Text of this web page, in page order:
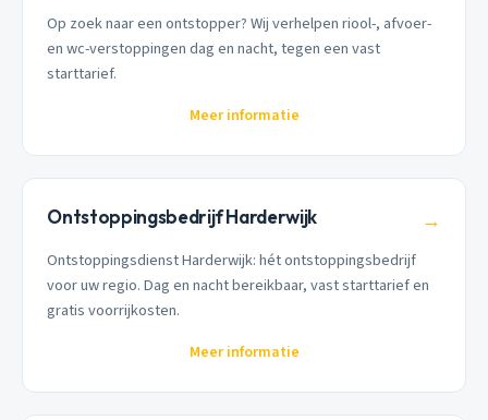
Op zoek naar een ontstopper? Wij verhelpen riool-, afvoer-
en wc-verstoppingen dag en nacht, tegen een vast
starttarief.
Meer informatie
Ontstoppingsbedrijf Harderwijk →
Ontstoppingsdienst Harderwijk: hét ontstoppingsbedrijf
voor uw regio. Dag en nacht bereikbaar, vast starttarief en
gratis voorrijkosten.
Meer informatie